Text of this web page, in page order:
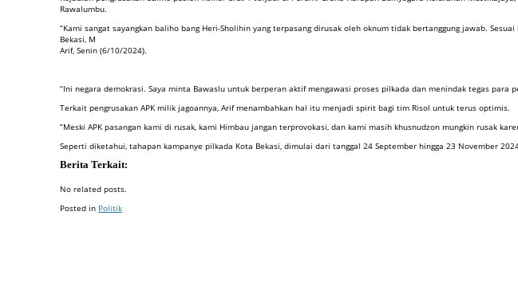
Rawalumbu.
“Kami sangat sayangkan baliho bang Heri-Sholihin yang terpasang dirusak oleh oknum tidak bertanggung jawab.
Bekasi, M
Arif, Senin (6/10/2024).
“Ini negara demokrasi. Saya minta Bawaslu untuk berperan aktif mengawasi proses pilkada dan menindak tegas para
Terkait pengrusakan APK milik jagoannya, Arif menambahkan hal itu menjadi spirit bagi tim Risol untuk terus optimis.
“Meski APK pasangan kami di rusak, kami Himbau jangan terprovokasi, dan kami masih khusnudzon mungkin rusak
Seperti diketahui, tahapan kampanye pilkada Kota Bekasi, dimulai dari tanggal 24 September hingga 23 November
Berita Terkait:
No related posts.
Posted in Politik